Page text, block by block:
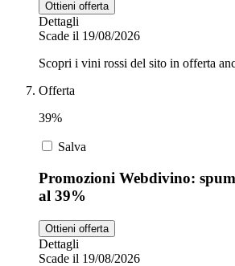
Ottieni offerta
Dettagli
Scade il 19/08/2026
Scopri i vini rossi del sito in offerta
Offerta
39%
Salva
Promozioni Webdivino:
al 39%
Ottieni offerta
Dettagli
Scade il 19/08/2026